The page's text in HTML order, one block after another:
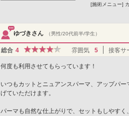
[施術メニュー]
ゆづきさん （男性/20代前半/学生）
総合 4 雰囲気 5 接客サ
何度も利用させてもらっています！
いつもカットとニュアンスパーマ、アップパ
げていただけます。
パーマも自然な仕上がりで、セットもしやす